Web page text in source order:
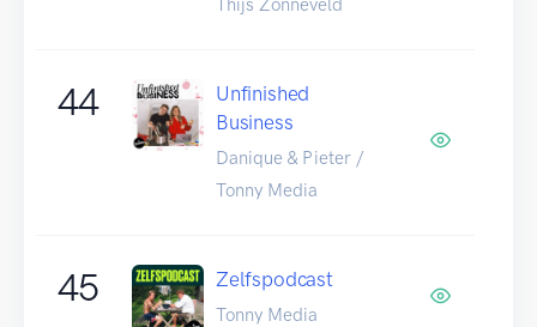
Thijs Zonneveld
44
Unfinished
Business
Danique & Pieter /
Tonny Media
45 Zelfspodcast
Tonny Media